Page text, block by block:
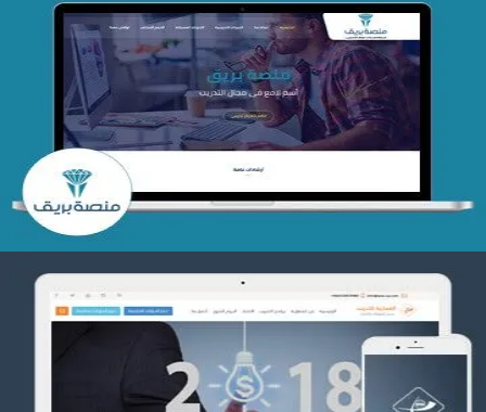
تصميم منصة بريق
التفاصيل
تصميم العمارية للتدريب